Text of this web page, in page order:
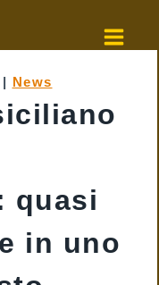
| News
quasi
in uno